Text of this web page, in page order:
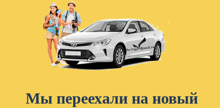
Мы переехали на новый